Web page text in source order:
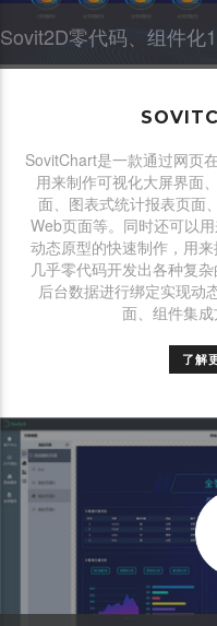
Sovit2D零代码、组件化
SovitChart是一款通过网页
用来制作可视化大屏界面
面、图表式统计报表页面
Web页面等。同时还可以
动态原型的快速制作，用
几乎零代码开发出各种复
后台数据进行绑定实现动
面、组件集成
了解